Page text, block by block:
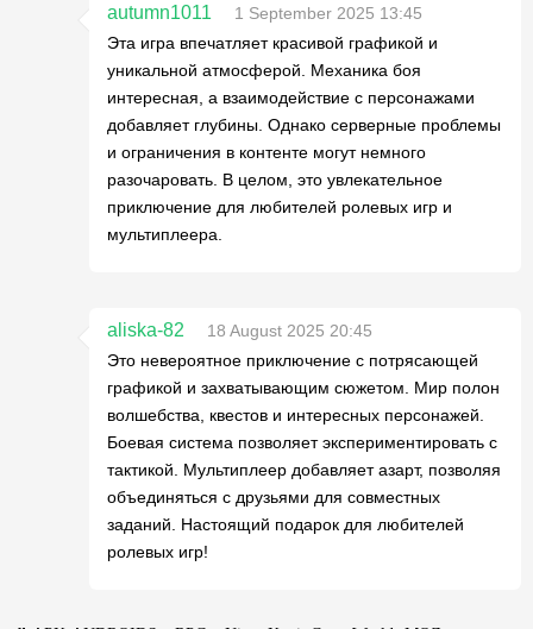
autumn1011
1 September 2025 13:45
Эта игра впечатляет красивой графикой и
уникальной атмосферой. Механика боя
интересная, а взаимодействие с персонажами
добавляет глубины. Однако серверные проблемы
и ограничения в контенте могут немного
разочаровать. В целом, это увлекательное
приключение для любителей ролевых игр и
мультиплеера.
aliska-82
18 August 2025 20:45
Это невероятное приключение с потрясающей
графикой и захватывающим сюжетом. Мир полон
волшебства, квестов и интересных персонажей.
Боевая система позволяет экспериментировать с
тактикой. Мультиплеер добавляет азарт, позволяя
объединяться с друзьями для совместных
заданий. Настоящий подарок для любителей
ролевых игр!